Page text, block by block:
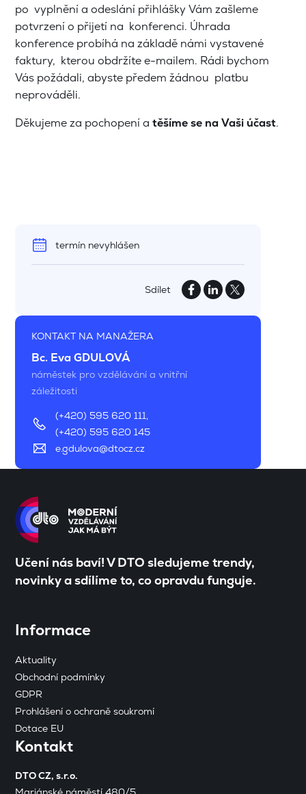
po vyplnění a odeslání přihlášky Vám zašleme
potvrzení o přijetí na konferenci. Úhrada
konference probíhá na základě námi vystavené
faktury, kterou obdržíte e-mailem. Rádi bychom
Vás požádali, abyste předem žádnou platbu
neprováděli.
Děkujeme za pochopení atěšíme se na Vaši účast.
termín nevyhlášen
Sdílet
KONTAKT NA MANAŽERA
Bc. Eva GDULOVÁ
náměstek pro vzdělávání a vnitřní
záležitosti
(+420) 595 620 111,
(+420) 595 620 145
e.gdulova@dtocz.cz
Učení nás baví! V DTO sledujeme trendy,
novinky a sdílíme to, co opravdu funguje.
Informace
Aktuality
Obchodní podmínky
GDPR
Prohlášení o ochraně soukromí
Dotace EU
Kontakt
DTO CZ, s.r.o.